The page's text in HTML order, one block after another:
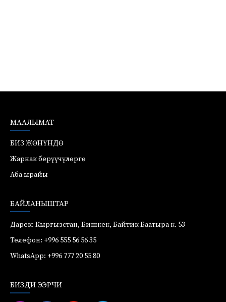
МААЛЫМАТ
БИЗ ЖӨНҮНДӨ
Жарнак берүүчүлөргө
Аба ырайы
БАЙЛАНЫШТАР
Дарек: Кыргызстан, Бишкек, Байтик Баатыра к. 53
Телефон: +996 555 56 56 35
WhatsApp: +996 777 20 55 80
БИЗДИ ЭЭРЧИ